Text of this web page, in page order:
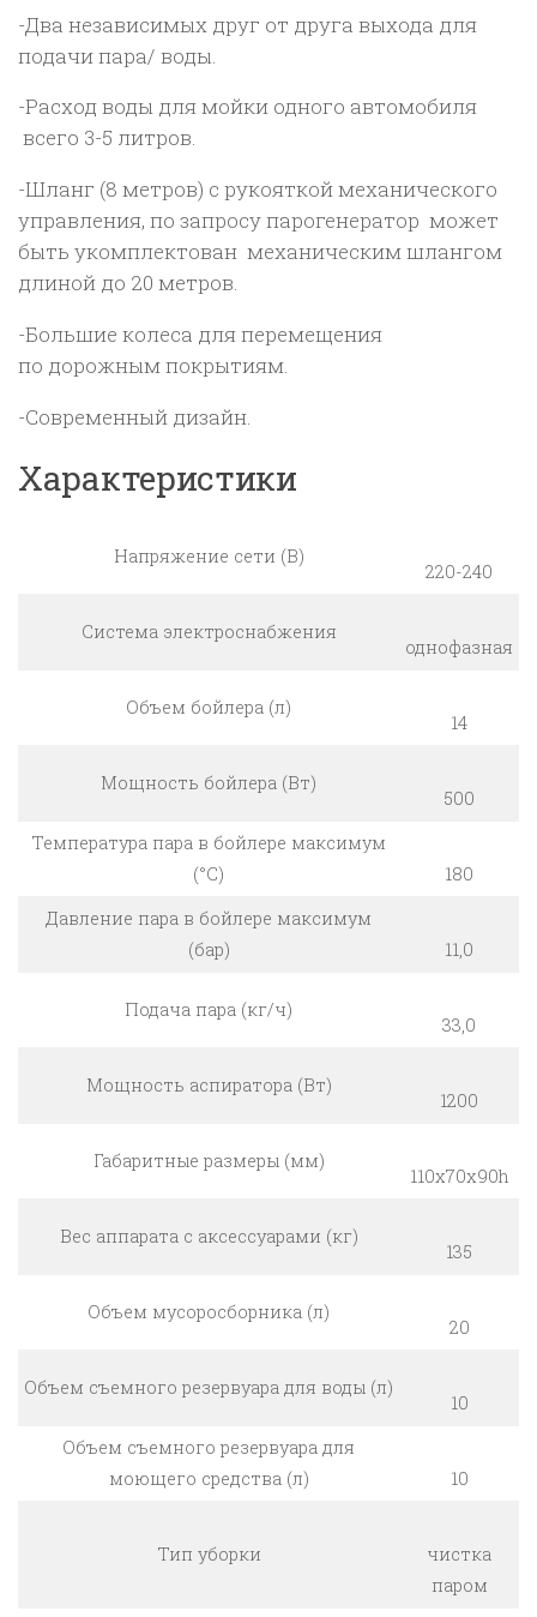
-Два независимых друг от друга выхода для
подачи пара/ воды.
-Расход воды для мойки одного автомобиля
всего 3-5 литров.
-Шланг (8 метров) с рукояткой механического
управления, по запросу парогенератор может
быть укомплектован механическим шлангом
длиной до 20 метров.
-Большие колеса для перемещения
по дорожным покрытиям.
-Современный дизайн.
Характеристики
Напряжение сети (В)
220-240
Система электроснабжения
однофазная
Объем бойлера (л)
14
Мощность бойлера (Вт)
500
Температура пара в бойлере максимум
(°С)
180
Давление пара в бойлере максимум
(бар)
11,0
Подача пара (кг/ч)
33,0
Мощность аспиратора (Вт)
1200
Габаритные размеры (мм)
110x70x90h
Вес аппарата с аксессуарами (кг)
135
Объем мусоросборника (л)
20
Объем съемного резервуара для воды (л)
10
Объем съемного резервуара для
моющего средства (л)
10
Тип уборки
чистка
паром